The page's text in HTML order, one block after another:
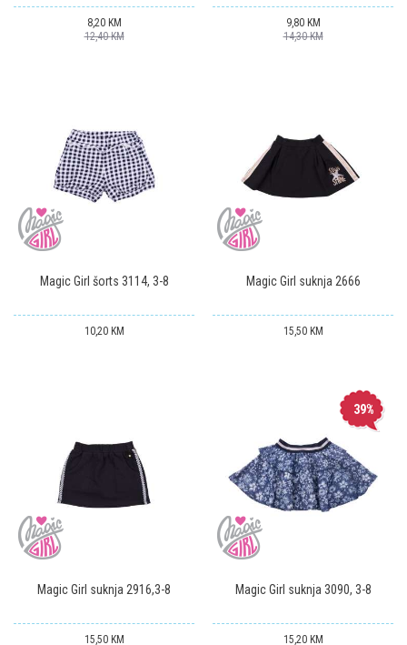
8,20 KM
12,40KM
9,80 KM
14,30KM
Magic Girl šorts 3114, 3-8
10,20 KM
Magic Girl suknja 2666
15,50 KM
Magic Girl suknja 2916,3-8
15,50 KM
39%
Magic Girl suknja 3090, 3-8
15,20 KM